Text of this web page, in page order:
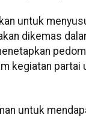
untuk
dikemas
kegiatan partai
untuk